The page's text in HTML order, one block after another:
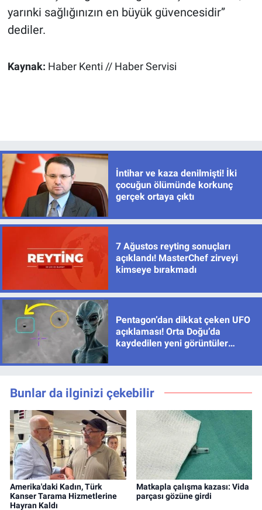
yarınki sağlığınızın en büyük güvencesidir”
dediler.
Kaynak: Haber Kenti // Haber Servisi
İntihar ve kaza denilmişti! İki
çocuğun ölümünde korkunç
gerçek ortaya çıktı
7 Ağustos reyting sonuçları
açıklandı! MasterChef zirveyi
kimseye bırakmadı
Pentagon’dan dikkat çeken UFO
açıklaması! Orta Doğu’da
kaydedilen yeni görüntüler
Bunlar da ilginizi çekebilir
Amerika'daki Kadın, Türk
Kanser Tarama Hizmetlerine
Hayran Kaldı
Matkapla çalışma kazası: Vida
parçası gözüne girdi